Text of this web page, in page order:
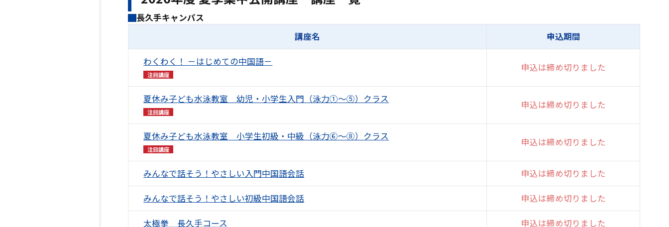
長久手キャンパス
講座名
申込期間
わくわく！ －はじめての中国語－
注目講座
申込は締め切りました
夏休み子ども水泳教室 幼児・小学生入門（泳力①〜⑤）クラス
注目講座
申込は締め切りました
夏休み子ども水泳教室 小学生初級・中級（泳力⑥〜⑧）クラス
注目講座
申込は締め切りました
みんなで話そう！やさしい入門中国語会話 申込は締め切りました
みんなで話そう！やさしい初級中国語会話 申込は締め切りました
太極拳 長久手コース 申込は締め切りました